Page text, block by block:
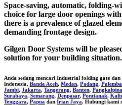
Space-saving, automatic, folding-
choice for large door openings
there is a prevalence of glazed
demanding frontage design.
Gilgen Door Systems will be
solution for your building situation.
Anda sedang mencari Industrial folding gate dan
Indonesia, Banda Aceh, Medan, Padang,
Jambi, Jakarta, Tangerang, Banten,
Surabaya, Semarang, Denpasar, Pontianak,
Tenggara, Papua dan Irian Jaya. Hubungi kami